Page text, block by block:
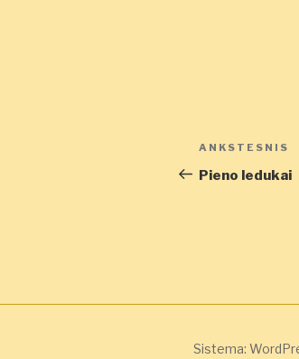
Navigacija
tarp
Ankstesnis
įrašas
ANKSTESNIS
Pieno ledukai
Sistema: